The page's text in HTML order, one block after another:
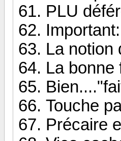
PLU
La notion
La bonne
Touche
Précaire